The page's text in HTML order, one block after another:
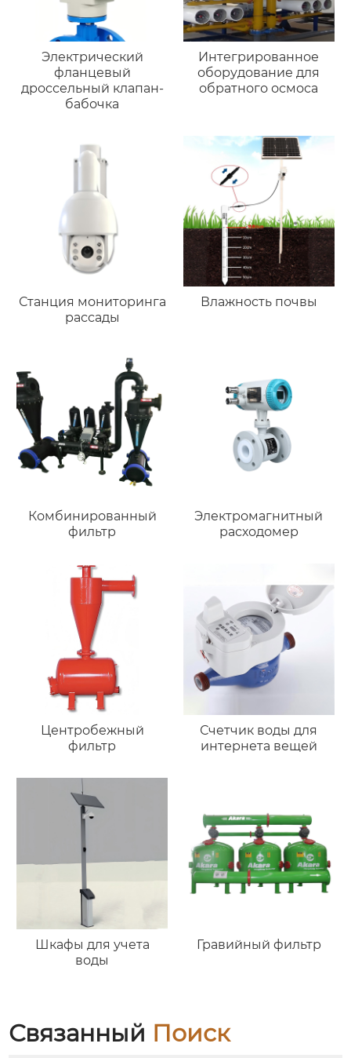
Электрический
фланцевый
дроссельный клапан-
бабочка
Интегрированное
оборудование для
обратного осмоса
Станция мониторинга
рассады
Влажность почвы
Комбинированный
фильтр
Электромагнитный
расходомер
Центробежный
фильтр
Счетчик воды для
интернета вещей
Шкафы для учета
воды
Гравийный фильтр
Связанный Поиск